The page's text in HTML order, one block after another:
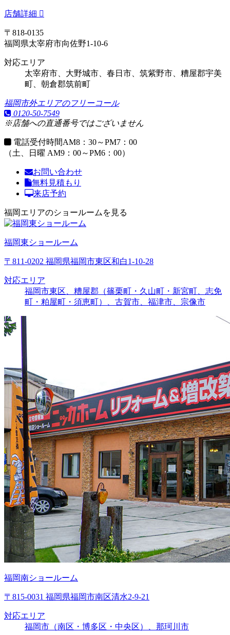
店舗詳細
〒818-0135
福岡県太宰府市向佐野1-10-6
対応エリア
太宰府市、大野城市、春日市、筑紫野市、糟屋郡宇美
町、朝倉郡筑前町
福岡市外エリアのフリーコール
0120-50-7549
※店舗への直通番号ではございません
電話受付時間AM8：30～PM7：00
（土、日曜 AM9：00～PM6：00）
お問い合わせ
無料見積もり
来店予約
福岡エリアのショールームを見る
福岡東ショールーム
〒811-0202 福岡県福岡市東区和白1-10-28
対応エリア
福岡市東区、糟屋郡（篠栗町・久山町・新宮町、志免
町・粕屋町・須恵町）、古賀市、福津市、宗像市
福岡南ショールーム
〒815-0031 福岡県福岡市南区清水2-9-21
対応エリア
福岡市（南区・博多区・中央区）、那珂川市